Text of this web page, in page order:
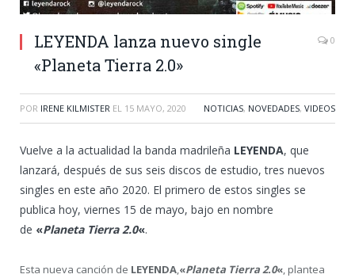
LEYENDA lanza nuevo single
«Planeta Tierra 2.0»
0
POR IRENE KILMISTER EL 15 MAYO, 2020 NOTICIAS, NOVEDADES, VIDEOS
Vuelve a la actualidad la banda madrileña LEYENDA, que
lanzará, después de sus seis discos de estudio, tres nuevos
singles en este año 2020. El primero de estos singles se
publica hoy, viernes 15 de mayo, bajo en nombre
de «Planeta Tierra 2.0«.
Esta nueva canción de LEYENDA,«Planeta Tierra 2.0«, plantea